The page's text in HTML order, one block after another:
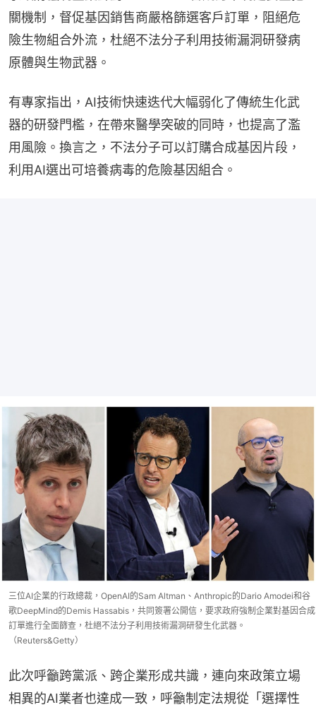
關機制，督促基因銷售商嚴格篩選客戶訂單，阻絕危
險生物組合外流，杜絕不法分子利用技術漏洞研發病
原體與生物武器。
有專家指出，AI技術快速迭代大幅弱化了傳統生化武
器的研發門檻，在帶來醫學突破的同時，也提高了濫
用風險。換言之，不法分子可以訂購合成基因片段，
利用AI選出可培養病毒的危險基因組合。
三位AI企業的行政總裁，OpenAI的Sam Altman、Anthropic的Dario Amodei和谷
歌DeepMind的Demis Hassabis，共同簽署公開信，要求政府強制企業對基因合成
訂單進行全面篩查，杜絕不法分子利用技術漏洞研發生化武器。
（Reuters&Getty）
此次呼籲跨黨派、跨企業形成共識，連向來政策立場
相異的AI業者也達成一致，呼籲制定法規從「選擇性